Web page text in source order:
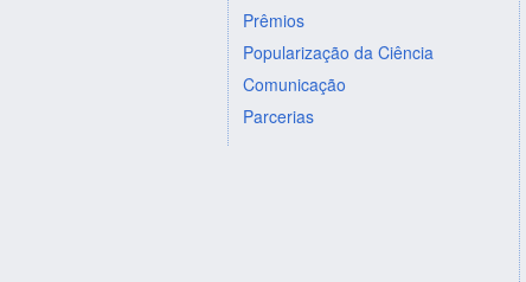
Prêmios
Popularização da Ciência
Comunicação
Parcerias